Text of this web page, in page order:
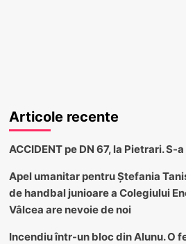
Articole recente
ACCIDENT pe DN 67, la Pietrari. S-
Apel umanitar pentru Ștefania
de handbal junioare a Colegiului
Vâlcea are nevoie de noi
Incendiu într-un bloc din Alunu. O